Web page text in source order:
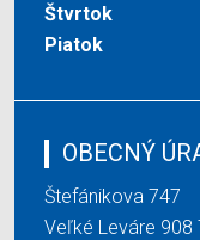
Štvrtok
Piatok
OBECNÝ
Štefánikova 747
Veľké Leváre 908